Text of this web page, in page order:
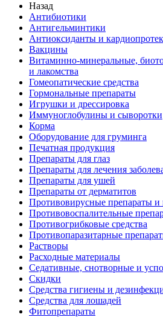
Назад
Антибиотики
Антигельминтики
Антиоксиданты и
Вакцины
Витаминно-минеральные,
и лакомства
Гомеопатические средства
Гормональные препараты
Игрушки и дрессировка
Иммуноглобулины и сыворотки
Корма
Оборудование для груминга
Печатная продукция
Препараты для глаз
Препараты для лечения
Препараты для ушей
Препараты от дерматитов
Противовирусные препараты
Противовоспалительные
Противогрибковые средства
Противопаразитарные
Растворы
Расходные материалы
Седативные, снотворные и
Скидки
Средства гигиены и
Средства для лошадей
Фитопрепараты